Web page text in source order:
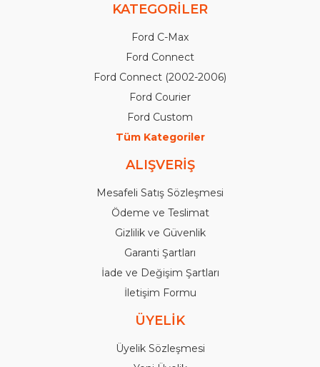
KATEGORİLER
Ford C-Max
Ford Connect
Ford Connect (2002-2006)
Ford Courier
Ford Custom
Tüm Kategoriler
ALIŞVERİŞ
Mesafeli Satış Sözleşmesi
Ödeme ve Teslimat
Gizlilik ve Güvenlik
Garanti Şartları
İade ve Değişim Şartları
İletişim Formu
ÜYELİK
Üyelik Sözleşmesi